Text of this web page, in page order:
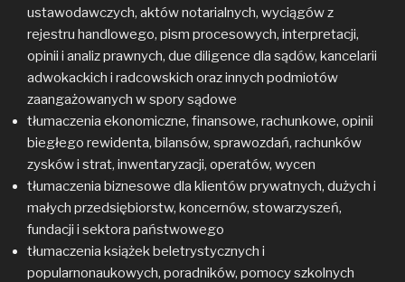
ustawodawczych, aktów notarialnych, wyciągów z
rejestru handlowego, pism procesowych, interpretacji,
opinii i analiz prawnych, due diligence dla sądów, kancelarii
adwokackich i radcowskich oraz innych podmiotów
zaangażowanych w spory sądowe
tłumaczenia ekonomiczne, finansowe, rachunkowe, opinii
biegłego rewidenta, bilansów, sprawozdań, rachunków
zysków i strat, inwentaryzacji, operatów, wycen
tłumaczenia biznesowe dla klientów prywatnych, dużych i
małych przedsiębiorstw, koncernów, stowarzyszeń,
fundacji i sektora państwowego
tłumaczenia książek beletrystycznych i
popularnonaukowych, poradników, pomocy szkolnych